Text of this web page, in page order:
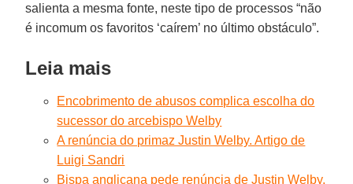
salienta a mesma fonte, neste tipo de processos “não
é incomum os favoritos ‘caírem’ no último obstáculo”.
Leia mais
Encobrimento de abusos complica escolha do
sucessor do arcebispo Welby
A renúncia do primaz Justin Welby. Artigo de
Luigi Sandri
Bispa anglicana pede renúncia de Justin Welby,